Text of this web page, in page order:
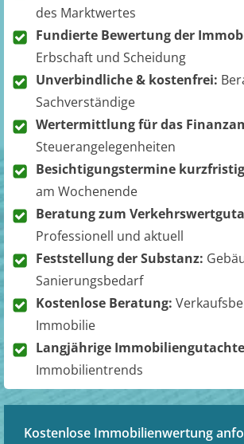
des Marktwertes
Fundierte Bewertung der
Erbschaft und Scheidung
Unverbindliche & kostenfrei:
Sachverständige
Wertermittlung für das
Steuerangelegenheiten
Besichtigungstermine
am Wochenende
Beratung zum
Professionell und aktuell
Feststellung der Substanz:
Sanierungsbedarf
Kostenlose Beratung:
Immobilie
Langjährige
Immobilientrends
Kostenlose Immobilienwertung